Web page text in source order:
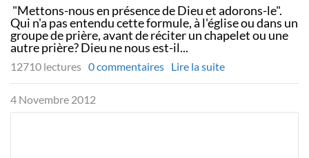
"Mettons-nous en présence de Dieu et adorons-le".
Qui n'a pas entendu cette formule, à l'église ou dans un
groupe de prière, avant de réciter un chapelet ou une
autre prière? Dieu ne nous est-il...
12710 lectures 0 commentaires Lire la suite
4 Novembre 2012